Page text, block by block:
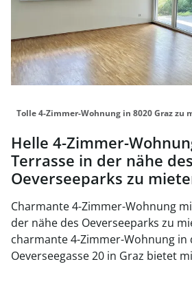
Tolle 4-Zimmer-Wohnung in 8020 Graz zu
Helle 4-Zimmer-
Terrasse in der nähe des
Oeverseeparks zu
Charmante 4-Zimmer-Wohnung
der nähe des Oeverseeparks zu mieten!
charmante 4-Zimmer-Wohnung in
Oeverseegasse 20 in Graz bietet